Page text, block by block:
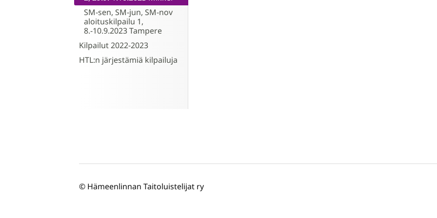
SM-sen, SM-jun, SM-nov
aloituskilpailu 1,
8.-10.9.2023 Tampere
Kilpailut 2022-2023
HTL:n järjestämiä kilpailuja
© Hämeenlinnan Taitoluistelijat ry